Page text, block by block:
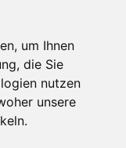
um Ihnen
die Sie
nutzen
unsere